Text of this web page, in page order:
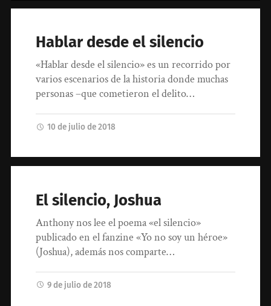
Hablar desde el silencio
«Hablar desde el silencio» es un recorrido por
varios escenarios de la historia donde muchas
personas –que cometieron el delito…
10 de julio de 2018
El silencio, Joshua
Anthony nos lee el poema «el silencio»
publicado en el fanzine «Yo no soy un héroe»
(Joshua), además nos comparte…
9 de julio de 2018